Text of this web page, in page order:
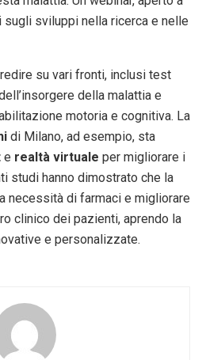
sviluppi nella ricerca e nelle
su vari fronti, inclusi test
della malattia e
motoria e cognitiva. La
di Milano, ad esempio, sta
e realtà virtuale per migliorare i
studi hanno dimostrato che la
necessità di farmaci e migliorare
clinico dei pazienti, aprendo la
e personalizzate.